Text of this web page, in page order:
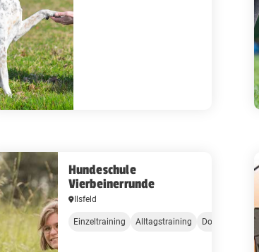
Hundeschule
Vierbeinerrunde
Ilsfeld
Einzeltraining Alltagstraining Dog Dancing